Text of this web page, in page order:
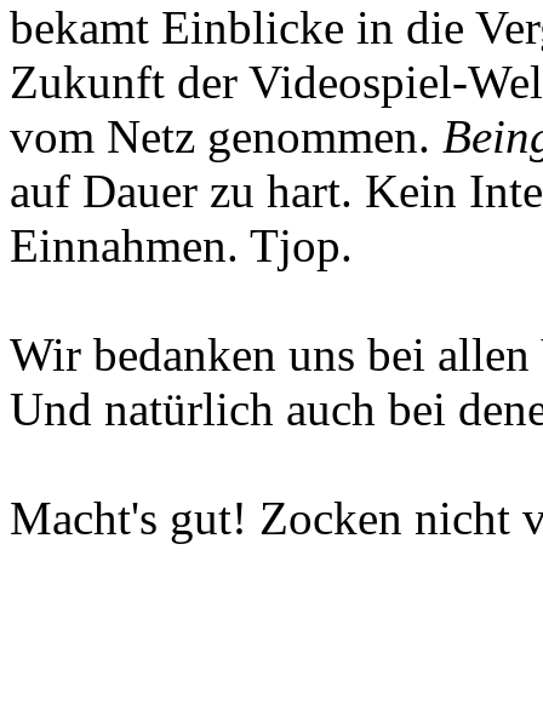
bekamt Einblicke in die
Zukunft der Videospiel-
vom Netz genommen.
auf Dauer zu hart. Kein
Einnahmen. Tjop.
Wir bedanken uns bei
Und natürlich auch bei
Macht's gut! Zocken nicht